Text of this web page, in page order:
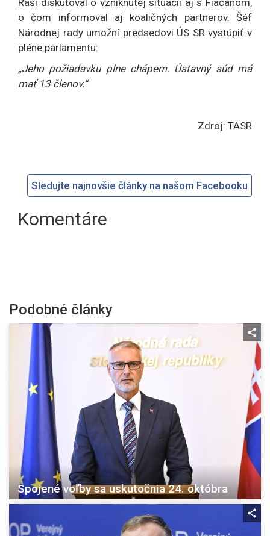
o čom informoval aj koaličných partnerov. Šéf
Národnej rady umožní predsedovi ÚS SR vystúpiť v
pléne parlamentu:
„Jeho požiadavku plne chápem. Ústavný súd má
mať 13 členov.“
Zdroj: TASR
Sledujte najnovšie články na našom Facebooku
Komentáre
Podobné články
Spojené voľby sa uskutočnia 24. októbra